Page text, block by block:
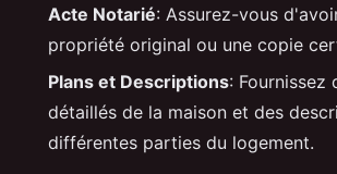
Acte Notarié: Assurez-vous
propriété original ou une copie
Plans et Descriptions: Fournissez
détaillés de la maison et des
différentes parties du logement.